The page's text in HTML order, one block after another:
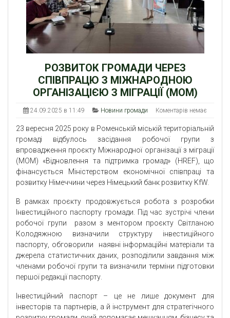
РОЗВИТОК ГРОМАДИ ЧЕРЕЗ
СПІВПРАЦЮ З МІЖНАРОДНОЮ
ОРГАНІЗАЦІЄЮ З МІГРАЦІЇ (МОМ)
24.09.2025 в 11:49 Новини громади Коментарів немає
23 вересня 2025 року в Роменській міській територіальній
громаді відбулось засідання робочої групи з
впровадження проєкту Міжнародної організації з міграції
(МОМ) «Відновлення та підтримка громад» (HREF), що
фінансується Міністерством економічної співпраці та
розвитку Німеччини через Німецький банк розвитку KfW.
В рамках проєкту продовжується робота з розробки
Інвестиційного паспорту громади. Під час зустрічі члени
робочої групи разом з ментором проєкту Світланою
Колодяжною визначили структуру інвестиційного
паспорту, обговорили наявні інформаційні матеріали та
джерела статистичних даних, розподілили завдання між
членами робочої групи та визначили терміни підготовки
першої редакції паспорту.
Інвестиційний паспорт – це не лише документ для
інвесторів та партнерів, а й інструмент для стратегічного